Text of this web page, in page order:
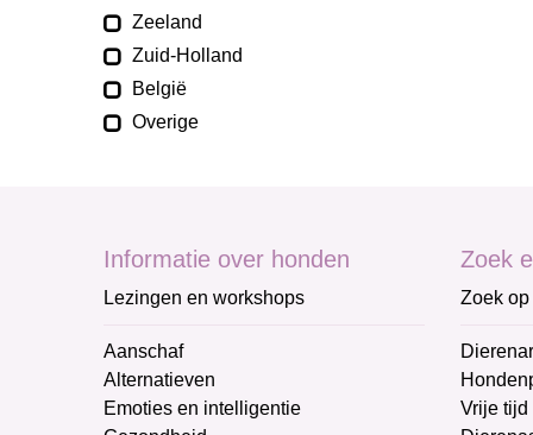
Zeeland
Zuid-Holland
België
Overige
Informatie over honden
Lezingen en workshops
Aanschaf
Alternatieven
Emoties en intelligentie
Zoek
Zoek
Vrije tijd